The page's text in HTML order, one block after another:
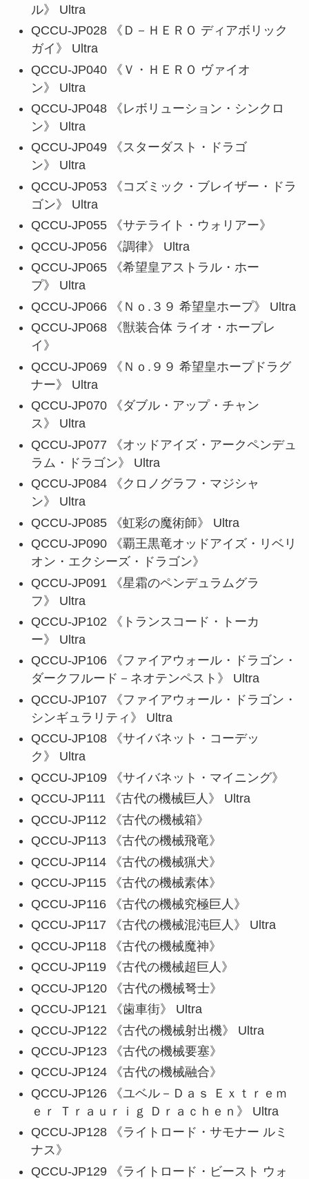
ル》 Ultra
QCCU-JP028 《Ｄ－ＨＥＲＯ ディアボリック
ガイ》 Ultra
QCCU-JP040 《Ｖ・ＨＥＲＯ ヴァイオ
ン》 Ultra
QCCU-JP048 《レボリューション・シンクロ
ン》 Ultra
QCCU-JP049 《スターダスト・ドラゴ
ン》 Ultra
QCCU-JP053 《コズミック・ブレイザー・ドラ
ゴン》 Ultra
QCCU-JP055 《サテライト・ウォリアー》
QCCU-JP056 《調律》 Ultra
QCCU-JP065 《希望皇アストラル・ホー
プ》 Ultra
QCCU-JP066 《Ｎｏ.３９ 希望皇ホープ》 Ultra
QCCU-JP068 《獣装合体 ライオ・ホープレ
イ》
QCCU-JP069 《Ｎｏ.９９ 希望皇ホープドラグ
ナー》 Ultra
QCCU-JP070 《ダブル・アップ・チャン
ス》 Ultra
QCCU-JP077 《オッドアイズ・アークペンデュ
ラム・ドラゴン》 Ultra
QCCU-JP084 《クロノグラフ・マジシャ
ン》 Ultra
QCCU-JP085 《虹彩の魔術師》 Ultra
QCCU-JP090 《覇王黒竜オッドアイズ・リベリ
オン・エクシーズ・ドラゴン》
QCCU-JP091 《星霜のペンデュラムグラ
フ》 Ultra
QCCU-JP102 《トランスコード・トーカ
ー》 Ultra
QCCU-JP106 《ファイアウォール・ドラゴン・
ダークフルード－ネオテンペスト》 Ultra
QCCU-JP107 《ファイアウォール・ドラゴン・
シンギュラリティ》 Ultra
QCCU-JP108 《サイバネット・コーデッ
ク》 Ultra
QCCU-JP109 《サイバネット・マイニング》
QCCU-JP111 《古代の機械巨人》 Ultra
QCCU-JP112 《古代の機械箱》
QCCU-JP113 《古代の機械飛竜》
QCCU-JP114 《古代の機械猟犬》
QCCU-JP115 《古代の機械素体》
QCCU-JP116 《古代の機械究極巨人》
QCCU-JP117 《古代の機械混沌巨人》 Ultra
QCCU-JP118 《古代の機械魔神》
QCCU-JP119 《古代の機械超巨人》
QCCU-JP120 《古代の機械弩士》
QCCU-JP121 《歯車街》 Ultra
QCCU-JP122 《古代の機械射出機》 Ultra
QCCU-JP123 《古代の機械要塞》
QCCU-JP124 《古代の機械融合》
QCCU-JP126 《ユベル－Ｄａｓ Ｅｘｔｒｅｍ
ｅｒ Ｔｒａｕｒｉｇ Ｄｒａｃｈｅｎ》 Ultra
QCCU-JP128 《ライトロード・サモナー ルミ
ナス》
QCCU-JP129 《ライトロード・ビースト ウォ